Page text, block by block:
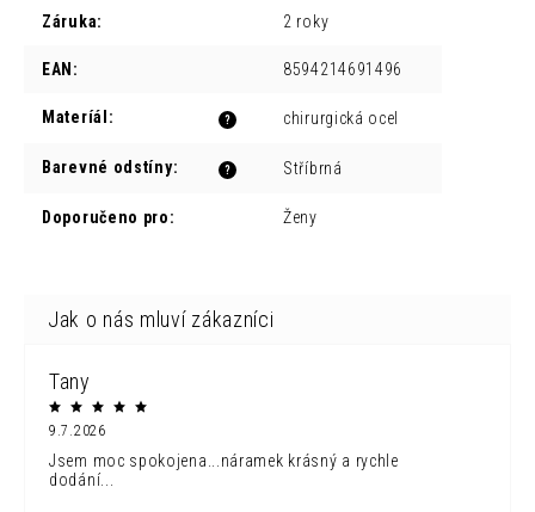
Záruka: 2 roky
EAN : 8594214691496
?
Materíál : chirurgická ocel
?
Barevné odstíny: Stříbrná
Doporučeno pro: Ženy
Tany
9.7.2026
Jsem moc spokojena...náramek krásný a rychle
dodání...